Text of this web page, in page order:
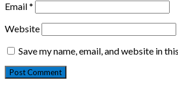
Email*
Website
Save my name, email, and website in